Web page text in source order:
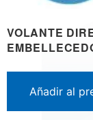
VOLANTE
Añadir al